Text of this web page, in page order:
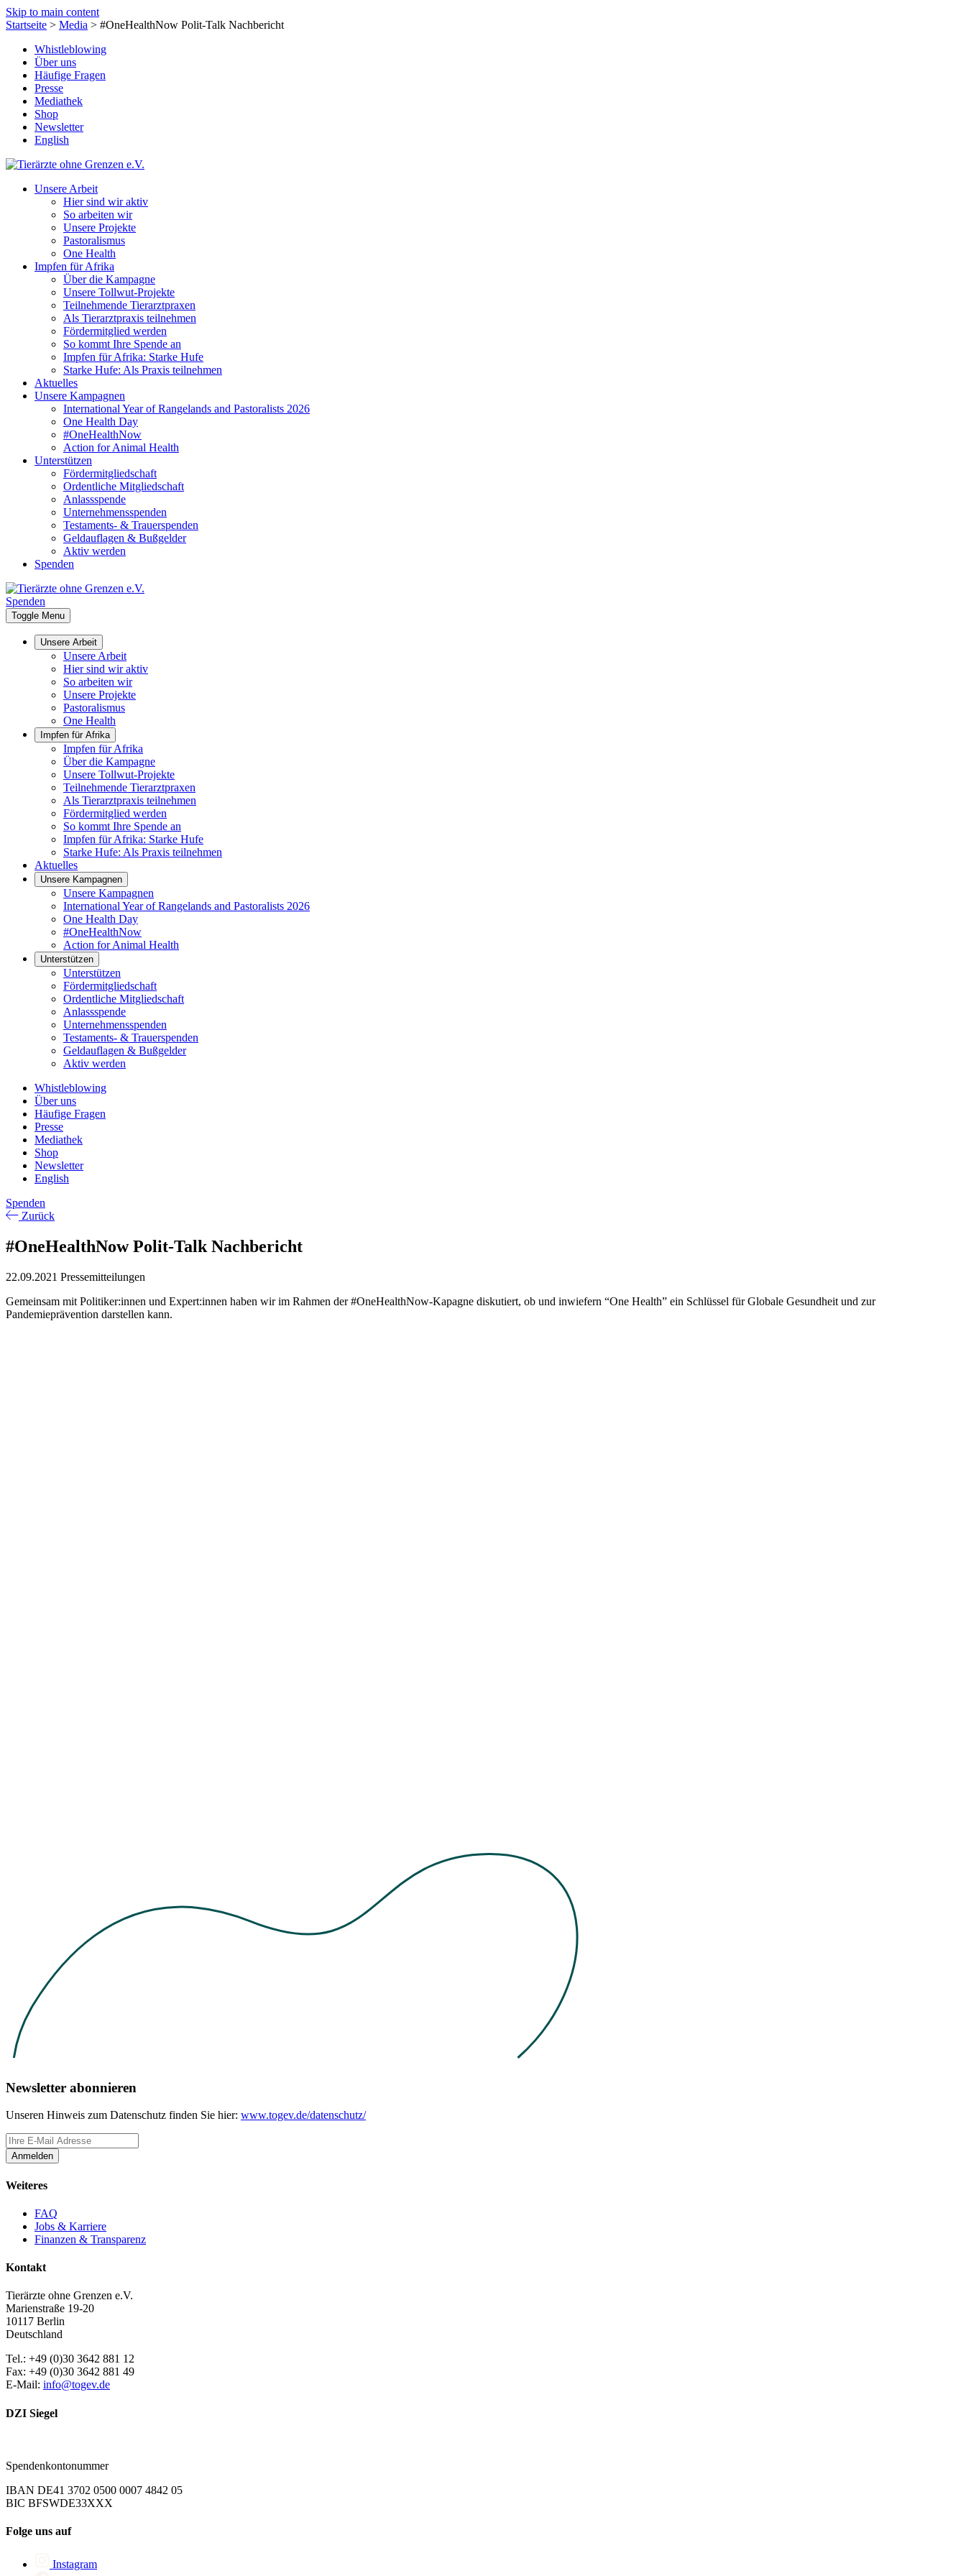
Skip to main content
Startseite > Media > #OneHealthNow Polit-Talk Nachbericht
Whistleblowing
Über uns
Häufige Fragen
Presse
Mediathek
Shop
Newsletter
English
Unsere Arbeit
Hier sind wir aktiv
So arbeiten wir
Unsere Projekte
Pastoralismus
One Health
Impfen für Afrika
Über die Kampagne
Unsere Tollwut-Projekte
Teilnehmende Tierarztpraxen
Als Tierarztpraxis teilnehmen
Fördermitglied werden
So kommt Ihre Spende an
Impfen für Afrika: Starke Hufe
Starke Hufe: Als Praxis teilnehmen
Aktuelles
Unsere Kampagnen
International Year of Rangelands and Pastoralists 2026
One Health Day
#OneHealthNow
Action for Animal Health
Unterstützen
Fördermitgliedschaft
Ordentliche Mitgliedschaft
Anlassspende
Unternehmensspenden
Testaments- & Trauerspenden
Geldauflagen & Bußgelder
Aktiv werden
Spenden
Spenden
Toggle Menu
Unsere Arbeit
Unsere Arbeit
Hier sind wir aktiv
So arbeiten wir
Unsere Projekte
Pastoralismus
One Health
Impfen für Afrika
Impfen für Afrika
Über die Kampagne
Unsere Tollwut-Projekte
Teilnehmende Tierarztpraxen
Als Tierarztpraxis teilnehmen
Fördermitglied werden
So kommt Ihre Spende an
Impfen für Afrika: Starke Hufe
Starke Hufe: Als Praxis teilnehmen
Aktuelles
Unsere Kampagnen
Unsere Kampagnen
International Year of Rangelands and Pastoralists 2026
One Health Day
#OneHealthNow
Action for Animal Health
Unterstützen
Unterstützen
Fördermitgliedschaft
Ordentliche Mitgliedschaft
Anlassspende
Unternehmensspenden
Testaments- & Trauerspenden
Geldauflagen & Bußgelder
Aktiv werden
Whistleblowing
Über uns
Häufige Fragen
Presse
Mediathek
Shop
Newsletter
English
Spenden
Zurück
#OneHealthNow Polit-Talk Nachbericht
22.09.2021 Pressemitteilungen
Gemeinsam mit Politiker:innen und Expert:innen haben wir im Rahmen der #OneHealthNow-Kapagne diskutiert, ob und inwiefern “One Health” ein Schlüssel für Globale Gesundheit und zur
Pandemieprävention darstellen kann.
Newsletter abonnieren
Unseren Hinweis zum Datenschutz finden Sie hier: www.togev.de/datenschutz/
Anmelden
Weiteres
FAQ
Jobs & Karriere
Finanzen & Transparenz
Kontakt
Tierärzte ohne Grenzen e.V.
Marienstraße 19-20
10117 Berlin
Deutschland
Tel.: +49 (0)30 3642 881 12
Fax: +49 (0)30 3642 881 49
E-Mail: info@togev.de
DZI Siegel
Spendenkontonummer
IBAN DE41 3702 0500 0007 4842 05
BIC BFSWDE33XXX
Folge uns auf
Instagram